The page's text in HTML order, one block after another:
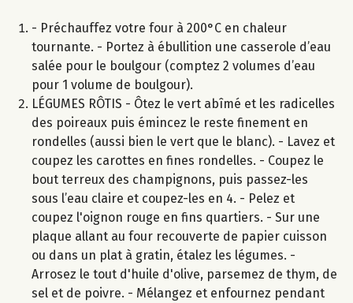
- Préchauffez votre four à 200°C en chaleur
tournante. - Portez à ébullition une casserole d’eau
salée pour le boulgour (comptez 2 volumes d’eau
pour 1 volume de boulgour).
LÉGUMES RÔTIS - Ôtez le vert abîmé et les radicelles
des poireaux puis émincez le reste finement en
rondelles (aussi bien le vert que le blanc). - Lavez et
coupez les carottes en fines rondelles. - Coupez le
bout terreux des champignons, puis passez-les
sous l’eau claire et coupez-les en 4. - Pelez et
coupez l'oignon rouge en fins quartiers. - Sur une
plaque allant au four recouverte de papier cuisson
ou dans un plat à gratin, étalez les légumes. -
Arrosez le tout d'huile d'olive, parsemez de thym, de
sel et de poivre. - Mélangez et enfournez pendant